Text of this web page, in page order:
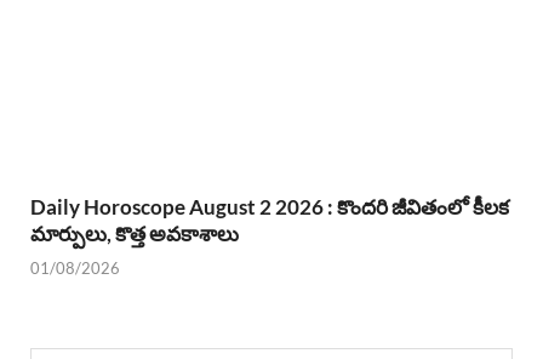
Daily Horoscope August 2 2026 : కొందరి జీవితంలో కీలక
మార్పులు, కొత్త అవకాశాలు
01/08/2026